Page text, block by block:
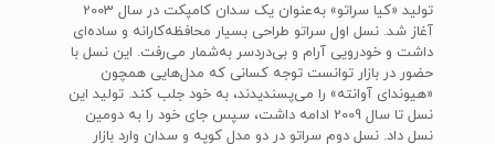
تولید «کیا سراتو» به‌عنوان یک سدان کامپکت در سال 2003
آغاز شد. نسل اول سراتو طراحی بسیار محافظه‌کارانه و ساده‌ای
داشت و خودرویی آرام و بی‌دردسر به‌شمار می‌رفت. این نسل با
حضور در بازار توانست توجه کسانی که مدل‌هایی همچون
«هیوندای آوانته» را می‌پسندیدند، به خود جلب کند. تولید این
نسل تا سال 2009 ادامه داشت، سپس جای خود را به دومین
نسل داد. نسل دوم سراتو در دو مدل کوپه و سدان وارد بازار